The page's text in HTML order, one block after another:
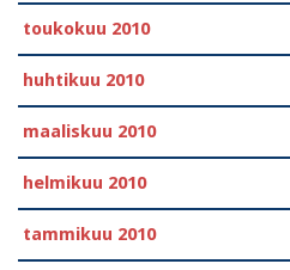
toukokuu 2010
huhtikuu 2010
maaliskuu 2010
helmikuu 2010
tammikuu 2010